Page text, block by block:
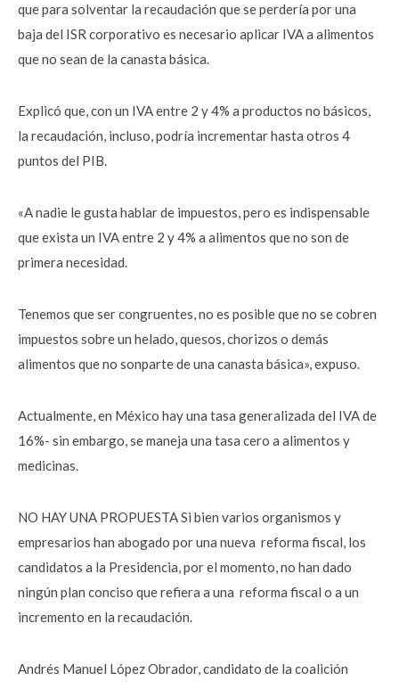
que para solventar la recaudación que se perdería por una
baja del ISR corporativo es necesario aplicar IVA a alimentos
que no sean de la canasta básica.
Explicó que, con un IVA entre 2 y 4% a productos no básicos,
la recaudación, incluso, podría incrementar hasta otros 4
puntos del PIB.
«A nadie le gusta hablar de impuestos, pero es indispensable
que exista un IVA entre 2 y 4% a alimentos que no son de
primera necesidad.
Tenemos que ser congruentes, no es posible que no se cobren
impuestos sobre un helado, quesos, chorizos o demás
alimentos que no sonparte de una canasta básica», expuso.
Actualmente, en México hay una tasa generalizada del IVA de
16%- sin embargo, se maneja una tasa cero a alimentos y
medicinas.
NO HAY UNA PROPUESTA Si bien varios organismos y
empresarios han abogado por una nueva reforma fiscal, los
candidatos a la Presidencia, por el momento, no han dado
ningún plan conciso que refiera a una reforma fiscal o a un
incremento en la recaudación.
Andrés Manuel López Obrador, candidato de la coalición